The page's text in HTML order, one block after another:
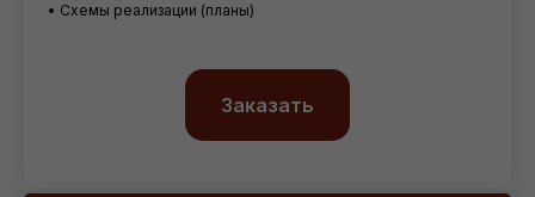
• Схемы реализации (планы)
Заказать